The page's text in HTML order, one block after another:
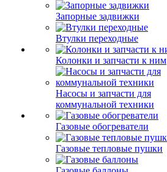
Запорные задвижки
Втулки переходные
Колонки и запчасти к ним
Насосы и запчасти для
коммунальной техники
Газовые обогреватели
Газовые тепловые пушки